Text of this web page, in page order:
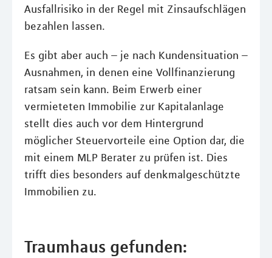
Ausfallrisiko in der Regel mit Zinsaufschlägen
bezahlen lassen.
Es gibt aber auch – je nach Kundensituation –
Ausnahmen, in denen eine Vollfinanzierung
ratsam sein kann. Beim Erwerb einer
vermieteten Immobilie zur Kapitalanlage
stellt dies auch vor dem Hintergrund
möglicher Steuervorteile eine Option dar, die
mit einem MLP Berater zu prüfen ist. Dies
trifft dies besonders auf denkmalgeschützte
Immobilien zu.
Traumhaus gefunden: